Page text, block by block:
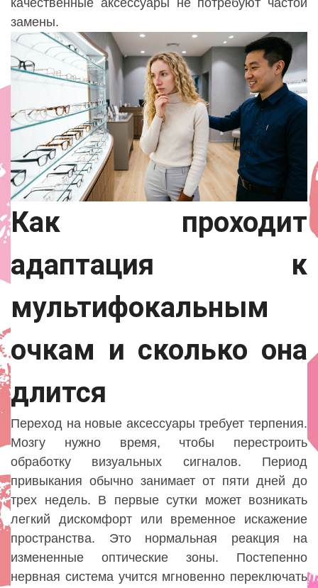
качественные аксессуары не потребуют частой
замены.
Как проходит
адаптация к
мультифокальным
очкам и сколько она
длится
Переход на новые аксессуары требует терпения.
Мозгу нужно время, чтобы перестроить
обработку визуальных сигналов. Период
привыкания обычно занимает от пяти дней до
трех недель. В первые сутки может возникать
легкий дискомфорт или временное искажение
пространства. Это нормальная реакция на
измененные оптические зоны. Постепенно
нервная система учится мгновенно переключать